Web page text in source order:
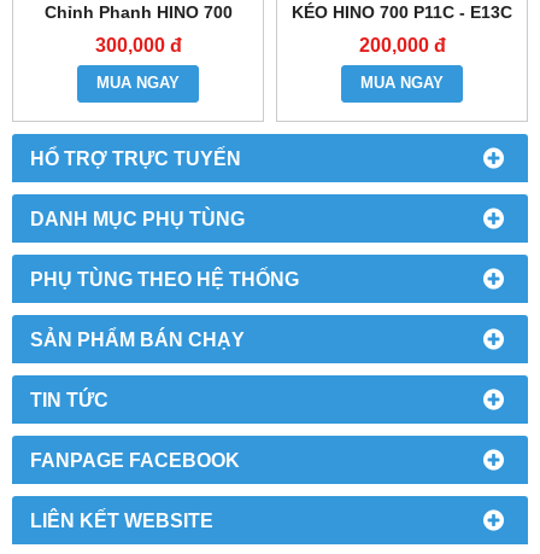
HỔ TRỢ TRỰC TUYẾN
DANH MỤC PHỤ TÙNG
PHỤ TÙNG THEO HỆ THỐNG
SẢN PHẨM BÁN CHẠY
TIN TỨC
FANPAGE FACEBOOK
LIÊN KẾT WEBSITE
Chỉnh Phanh HINO 700
300,000 đ
MUA NGAY
KÉO HINO 700 P11C - E13C
200,000 đ
MUA NGAY